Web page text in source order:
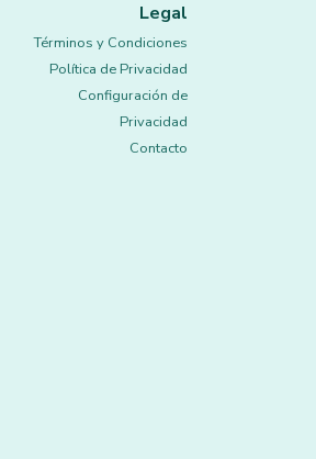
Legal
Términos y Condiciones
Política de Privacidad
Configuración de
Privacidad
Contacto